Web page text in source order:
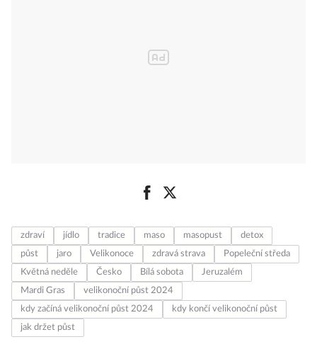
zdraví jídlo tradice maso masopust
detox
půst
jaro Velikonoce zdravá strava
Popeleční středa
Květná neděle
Česko Bílá sobota
Jeruzalém
Mardi Gras
velikonoční půst 2024
kdy začíná velikonoční půst 2024
kdy končí velikonoční půst
jak držet půst